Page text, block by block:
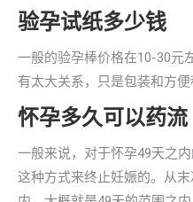
验孕试纸多少钱
一般的验孕棒价格在10-30元
有太大关系，只是包装和方便
怀孕多久可以药流
一般来说，对于怀孕49天之
这种方式来终止妊娠的。从